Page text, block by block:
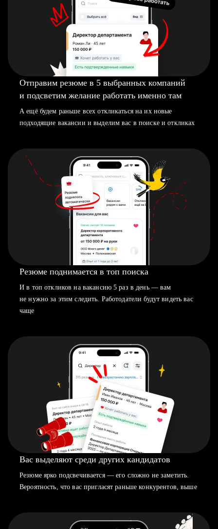
Отправим резюме в 5 выбранных компаний
и подсветим желание работать именно там
А ещё будем раньше всех откликаться на их новые
подходящие вакансии и выделим вас в поиске и откликах
Резюме поднимается в топ поиска
И в топ откликов на вакансию 5 раз в день — вам
не нужно за этим следить. Работодатели будут видеть вас
чаще
Вас выделяют среди других кандидатов
Резюме ярко подсвечивается — его сложно не заметить.
Вероятность, что вас пригласят раньше конкурентов, выше